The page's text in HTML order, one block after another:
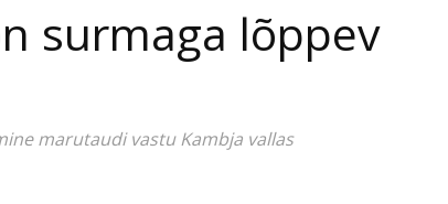
surmaga lõppev
marutaudi vastu Kambja vallas